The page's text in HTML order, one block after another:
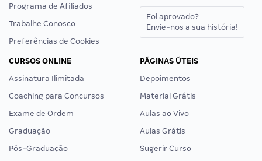
Programa de Afiliados
Trabalhe Conosco
Preferências de Cookies
Foi aprovado?
Envie-nos a sua história!
CURSOS ONLINE
Assinatura Ilimitada
Coaching para Concursos
Exame de Ordem
Graduação
Pós-Graduação
PÁGINAS ÚTEIS
Depoimentos
Material Grátis
Aulas ao Vivo
Aulas Grátis
Sugerir Curso